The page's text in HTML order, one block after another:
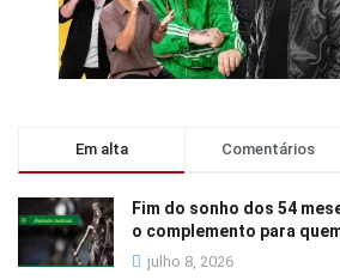
Em alta Comentários
Fim do sonho dos 54
o complemento para
julho 8, 2026